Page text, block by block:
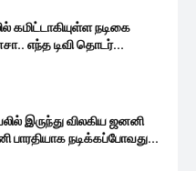
கமிட்டாகியுள்ள நடிகை
எந்த டிவி தொடர்...
இருந்து விலகிய ஜனனி
நடிக்கப்போவது...